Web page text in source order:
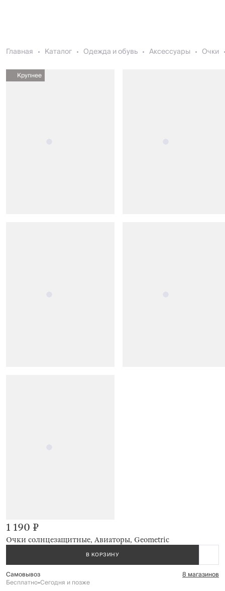
Главная Каталог Одежда и обувь Аксессуары Очки
Крупнее
Очки солнцезащитные, Авиаторы, Geometric
1 190 ₽
В КОРЗИНУ
Самовывоз 8 магазинов
Бесплатно•Сегодня и позже